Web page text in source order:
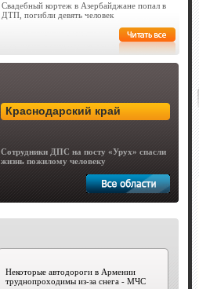
Свадебный кортеж в Азербайджане попал в
ДТП, погибли девять человек
Краснодарский край
Сотрудники ДПС на посту «Урух» спасли
жизнь пожилому человеку
Некоторые автодороги в Армении
труднопроходимы из-за снега - МЧС